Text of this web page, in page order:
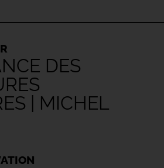
DES
| MICHEL